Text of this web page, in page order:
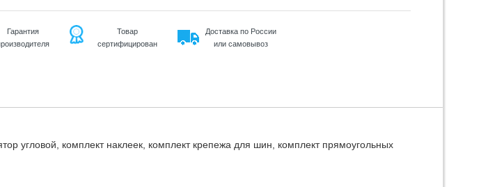
Гарантия
Товар
сертифицирован
Доставка по России
или самовывоз
угловой, комплект наклеек, комплект крепежа для шин, комплект прямоугольных